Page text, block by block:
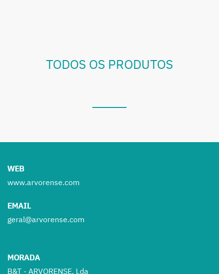
TODOS OS PRODUTOS
WEB
www.arvorense.com
EMAIL
geral@arvorense.com
MORADA
B&T - ARVORENSE, Lda